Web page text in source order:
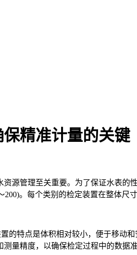
精准计量的关键
管理至关重要。为了保证水表的
。每个类别的检定装置在整体
特点是体积相对较小，便于移动
量精度，以确保检定过程中的数据